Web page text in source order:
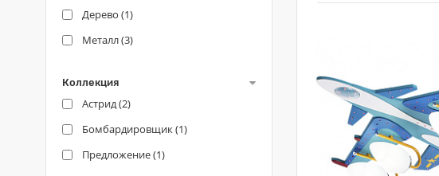
Дерево (1)
Металл (3)
Коллекция
Астрид (2)
Бомбардировщик (1)
Предложение (1)